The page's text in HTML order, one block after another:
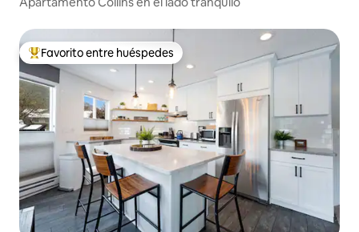
De los mejores en Favorito entre huéspedes
Favorito entre huéspedes